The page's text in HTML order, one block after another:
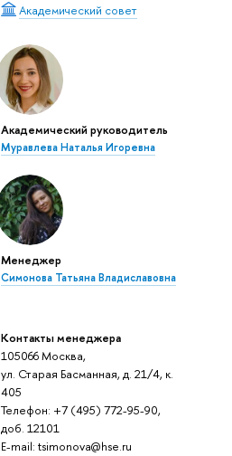
Академический совет
Академический руководитель
Муравлева Наталья Игоревна
Менеджер
Симонова Татьяна Владиславовна
Контакты менеджера
105066 Москва,
ул. Старая Басманная, д. 21/4, к.
405
Телефон: +7 (495) 772-95-90,
доб. 12101
E-mail: tsimonova@hse.ru